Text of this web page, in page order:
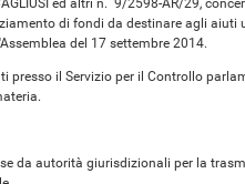
ed altri n. 9/2598-AR/29,
di fondi da destinare agli aiuti
del 17 settembre 2014.
il Servizio per il Controllo
da autorità giurisdizionali per la